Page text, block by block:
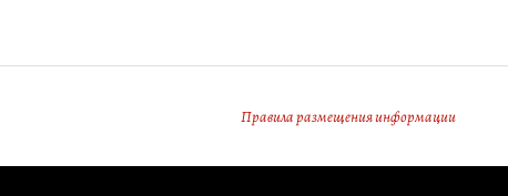
Правила размещения информации